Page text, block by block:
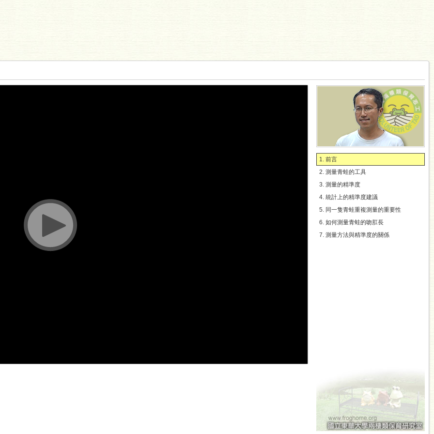
1. 前言
2. 測量青蛙的工具
3. 測量的精準度
4. 統計上的精準度建議
5. 同一隻青蛙重複測量的重要性
6. 如何測量青蛙的吻肛長
7. 測量方法與精準度的關係